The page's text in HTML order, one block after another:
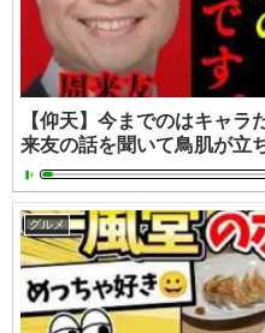
【仰天】今までのはキャ
来友の話を聞いて鳥肌が立
グルメ